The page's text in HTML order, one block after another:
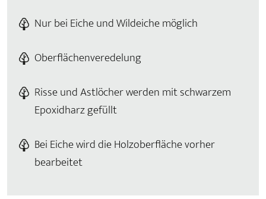
Nur bei Eiche und Wildeiche möglich
Oberflächenveredelung
Risse und Astlöcher werden mit schwarzem
Epoxidharz gefüllt
Bei Eiche wird die Holzoberfläche vorher
bearbeitet